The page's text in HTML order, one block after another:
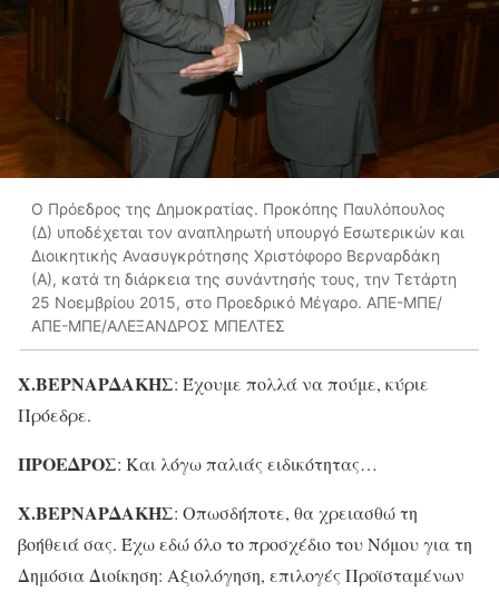
Ο Πρόεδρος της Δημοκρατίας. Προκόπης Παυλόπουλος
(Δ) υποδέχεται τον αναπληρωτή υπουργό Εσωτερικών και
Διοικητικής Ανασυγκρότησης Χριστόφορο Βερναρδάκη
(Α), κατά τη διάρκεια της συνάντησής τους, την Τετάρτη
25 Νοεμβρίου 2015, στο Προεδρικό Μέγαρο. ΑΠΕ-ΜΠΕ/
ΑΠΕ-ΜΠΕ/ΑΛΕΞΑΝΔΡΟΣ ΜΠΕΛΤΕΣ
Χ.ΒΕΡΝΑΡΔΑΚΗΣ: Έχουμε πολλά να πούμε, κύριε
Πρόεδρε.
ΠΡΟΕΔΡΟΣ: Και λόγω παλιάς ειδικότητας…
Χ.ΒΕΡΝΑΡΔΑΚΗΣ: Οπωσδήποτε, θα χρειασθώ τη
βοήθειά σας. Έχω εδώ όλο το προσχέδιο του Νόμου για τη
Δημόσια Διοίκηση: Αξιολόγηση, επιλογές Προϊσταμένων